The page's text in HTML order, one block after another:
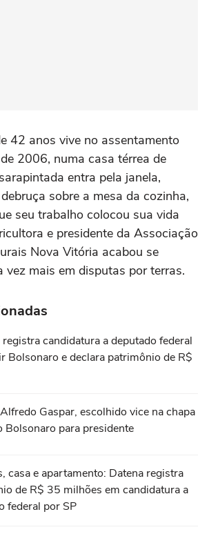
42 anos vive no assentamento
2006, numa casa térrea de
entra pela janela,
sobre a mesa da cozinha,
seu trabalho colocou sua vida
e presidente da Associação
Nova Vitória acabou se
vez mais em disputas por terras.
candidatura a deputado federal
Bolsonaro e declara patrimônio de R$
Gaspar, escolhido vice na chapa
Bolsonaro para presidente
casa e apartamento: Datena registra
de R$ 35 milhões em candidatura a
federal por SP